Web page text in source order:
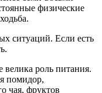
физические
ситуаций. Если есть
роль питания.
помидор,
чая, фруктов